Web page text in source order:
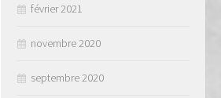
février 2021
novembre 2020
septembre 2020